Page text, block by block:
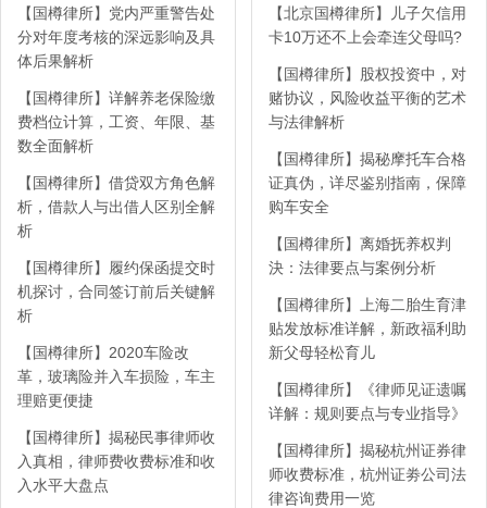
【国樽律所】党内严重警告处
分对年度考核的深远影响及具
体后果解析
【国樽律所】详解养老保险缴
费档位计算，工资、年限、基
数全面解析
【国樽律所】借贷双方角色解
析，借款人与出借人区别全解
析
【国樽律所】履约保函提交时
机探讨，合同签订前后关键解
析
【国樽律所】2020车险改
革，玻璃险并入车损险，车主
理赔更便捷
【国樽律所】揭秘民事律师收
入真相，律师费收费标准和收
入水平大盘点
【北京国樽律所】儿子欠信用
卡10万还不上会牵连父母吗?
【国樽律所】股权投资中，对
赌协议，风险收益平衡的艺术
与法律解析
【国樽律所】揭秘摩托车合格
证真伪，详尽鉴别指南，保障
购车安全
【国樽律所】离婚抚养权判
決：法律要点与案例分析
【国樽律所】上海二胎生育津
贴发放标准详解，新政福利助
新父母轻松育儿
【国樽律所】《律师见证遗嘱
详解：规则要点与专业指导》
【国樽律所】揭秘杭州证券律
师收费标准，杭州证劵公司法
律咨询费用一览